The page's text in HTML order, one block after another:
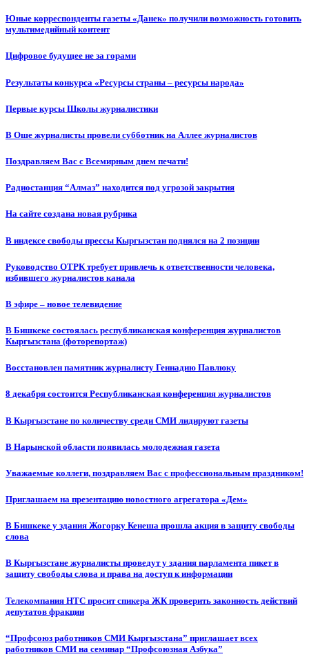
Юные корреспонденты газеты «Данек» получили возможность готовить
мультимедийный контент
Цифровое будущее не за горами
Результаты конкурса «Ресурсы страны – ресурсы народа»
Первые курсы Школы журналистики
В Оше журналисты провели субботник на Аллее журналистов
Поздравляем Вас с Всемирным днем печати!
Радиостанция “Алмаз” находится под угрозой закрытия
На сайте создана новая рубрика
В индексе свободы прессы Кыргызстан поднялся на 2 позиции
Руководство ОТРК требует привлечь к ответственности человека,
избившего журналистов канала
В эфире – новое телевидение
В Бишкеке состоялась республиканская конференция журналистов
Кыргызстана (фоторепортаж)
Восстановлен памятник журналисту Геннадию Павлюку
8 декабря состоится Республиканская конференция журналистов
В Кыргызстане по количеству среди СМИ лидируют газеты
В Нарынской области появилась молодежная газета
Уважаемые коллеги, поздравляем Вас с профессиональным праздником!
Приглашаем на презентацию новостного агрегатора «Дем»
В Бишкеке у здания Жогорку Кенеша прошла акция в защиту свободы
слова
В Кыргызстане журналисты проведут у здания парламента пикет в
защиту свободы слова и права на доступ к информации
Телекомпания НТС просит спикера ЖК проверить законность действий
депутатов фракции
“Профсоюз работников СМИ Кыргызстана” приглашает всех
работников СМИ на семинар “Профсоюзная Азбука”